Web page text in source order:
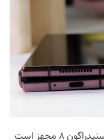
زد فولد ۵ همچنین به پردازنده نسل دوم اسنپدراگون ۸ مجهز است